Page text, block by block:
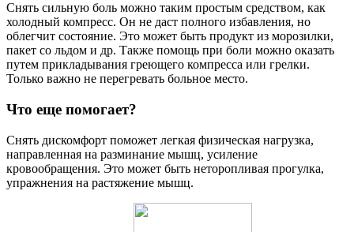
Снять сильную боль можно таким простым средством, как
холодный компресс. Он не даст полного избавления, но
облегчит состояние. Это может быть продукт из морозилки,
пакет со льдом и др. Также помощь при боли можно оказать
путем прикладывания греющего компресса или грелки.
Только важно не перегревать больное место.
Что еще помогает?
Снять дискомфорт поможет легкая физическая нагрузка,
направленная на разминание мышц, усиление
кровообращения. Это может быть неторопливая прогулка,
упражнения на растяжение мышц.